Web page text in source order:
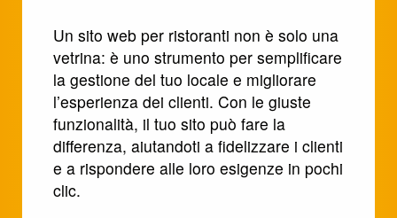
Un sito web per ristoranti non è solo una
vetrina: è uno strumento per semplificare
la gestione del tuo locale e migliorare
l’esperienza dei clienti. Con le giuste
funzionalità, il tuo sito può fare la
differenza, aiutandoti a fidelizzare i clienti
e a rispondere alle loro esigenze in pochi
clic.